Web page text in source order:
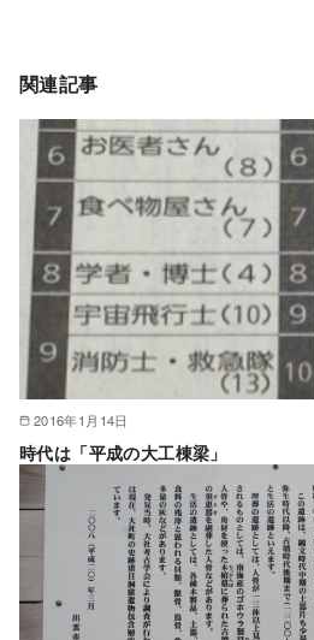
関連記事
2016年1月14日
時代は「平成の大工棟梁」